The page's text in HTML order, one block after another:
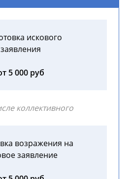
искового
заявления
5 000 руб
коллективного
возражения на
заявление